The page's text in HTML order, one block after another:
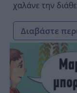
χαλάνε την
Διαβάστε